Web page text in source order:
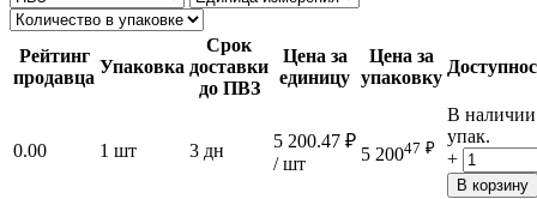
Рейтинг
продавца
Упаковка
Срок
доставки
до ПВЗ
Цена за
единицу
Цена за
упаковку
0.00 1 шт 3 дн 5 200.47 ₽
/ шт
5 20047 ₽
В
упак.
+
В корзину